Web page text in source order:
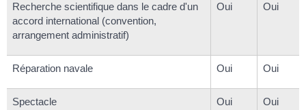
Recherche scientifique dans le cadre d'un
accord international (convention,
arrangement administratif)
Oui Oui
Réparation navale Oui Oui
Spectacle Oui Oui